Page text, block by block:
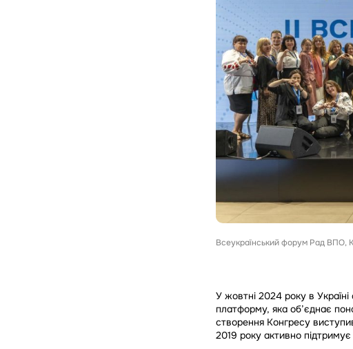
Всеукраїнський форум Рад ВПО,
У жовтні 2024 року в
платформу, яка об’єднає
створення Конгресу
2019 року активно